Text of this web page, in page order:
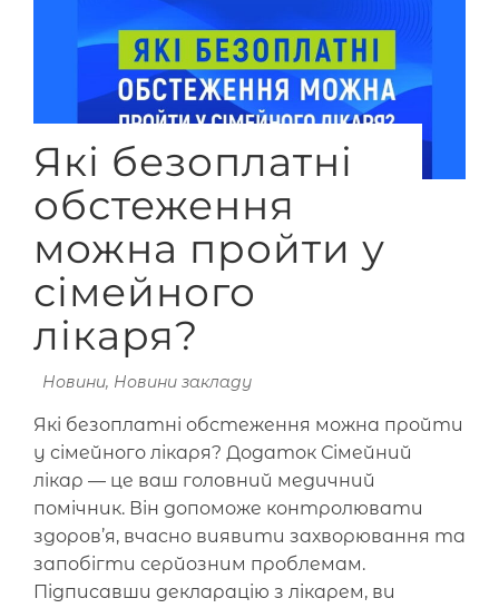
Які безоплатні
обстеження
можна пройти у
сімейного
лікаря?
Новини, Новини закладу
Які безоплатні обстеження можна пройти
у сімейного лікаря? Додаток Сімейний
лікар — це ваш головний медичний
помічник. Він допоможе контролювати
здоров’я, вчасно виявити захворювання та
запобігти серйозним проблемам.
Підписавши декларацію з лікарем, ви